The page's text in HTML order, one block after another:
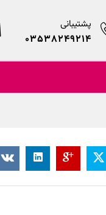
پشتیبانی
۰۳۵۳۸۲۴۹۲۱۴